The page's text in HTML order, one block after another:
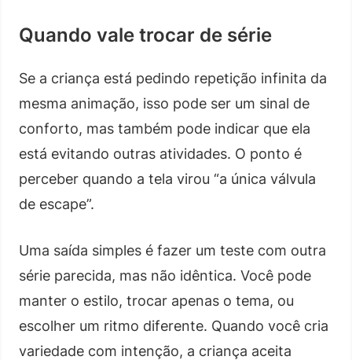
Quando vale trocar de série
Se a criança está pedindo repetição infinita da
mesma animação, isso pode ser um sinal de
conforto, mas também pode indicar que ela
está evitando outras atividades. O ponto é
perceber quando a tela virou “a única válvula
de escape”.
Uma saída simples é fazer um teste com outra
série parecida, mas não idêntica. Você pode
manter o estilo, trocar apenas o tema, ou
escolher um ritmo diferente. Quando você cria
variedade com intenção, a criança aceita